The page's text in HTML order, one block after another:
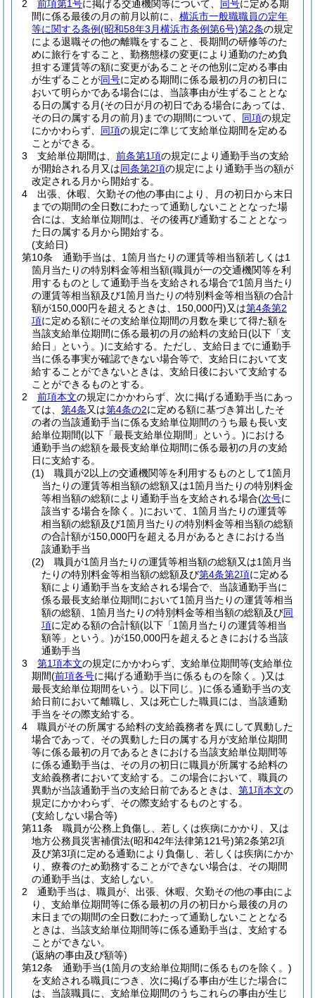
2
前項第1号に掲げる交通機関等について、 同号に定める期
間に係る最後の月の前月以前に、 横浜市一般職職員の定年
等に関する条例(昭和58年3月横浜市条例第6号)第2条の規定
による退職その他の離職をすること、長期間の研修等のた
めに旅行をすること、勤務態様の変更により通勤のため負
担する運賃等の額に変更があることその他別に定める事由
が生ずることが同号に定める期間に係る最初の月の初日に
おいて明らかである場合には、当該事由が生ずることとな
る日の属する月(その日が月の初日である場合にあっては、
その日の属する月の前月) までの期間について、 同項の規定
にかかわらず、 同項の規定に準じて支給単位期間を定める
ことができる。
3
支給単位期間は、 前条第1項の規定により通勤手当の支給
が開始される月又は同条第2項の規定により通勤手当の額が
改定される月から開始する。
4
出張、休暇、欠勤その他の事由により、月の初日から末日
までの期間の全日数にわたって通勤しないこととなった場
合には、支給単位期間は、その後再び通勤することとなっ
た日の属する月から開始する。
(支給日)
第10条
通勤手当は、1箇月当たりの運賃等相当額若しくは1
箇月当たりの特別料金等相当額(職員が一の交通機関等を利
用するものとして通勤手当を支給される場合で1箇月当たり
の運賃等相当額及び1箇月当たりの特別料金等相当額の合計
額が150,000円を超えるときは、150,000円)又は第4条第2
項に定める額にその支給単位期間の月数を乗じて得た額を
当該支給単位期間に係る最初の月の給料の支給日(以下「支
給日」という。)に支給する。 ただし、支給日までに通勤手
当に係る事実が確認できない場合等で、支給日において支
給することができないときは、支給日後において支給する
ことができるものとする。
2
前項本文の規定にかかわらず、次に掲げる通勤手当にあっ
ては、 第4条又は第4条の2に定める額に基づき算出したそ
の者の当該通勤手当に係る支給単位期間のうち最も長い支
給単位期間(以下「最長支給単位期間」という。)における
通勤手当の総額を最長支給単位期間に係る最初の月の支給
日に支給する。
(1)
職員が2以上の交通機関等を利用するものとして1箇月
当たりの運賃等相当額の総額又は1箇月当たりの特別料金
等相当額の総額により通勤手当を支給される場合(次号に
該当する場合を除く。)において、1箇月当たりの運賃等
相当額の総額及び1箇月当たりの特別料金等相当額の総額
の合計額が150,000円を超える月があるときにおける当
該通勤手当
(2)
職員が1箇月当たりの運賃等相当額の総額又は1箇月当
たりの特別料金等相当額の総額及び第4条第2項に定める
額により通勤手当を支給される場合で、当該通勤手当に
係る最長支給単位期間において1箇月当たりの運賃等相当
額の総額、1箇月当たりの特別料金等相当額の総額及び同
項に定める額の合計額(以下「1箇月当たりの運賃等相当
額等」という。)が150,000円を超えるときにおける当該
通勤手当
3
第1項本文の規定にかかわらず、支給単位期間等(支給単位
期間(前項各号に掲げる通勤手当に係るものを除く。)又は
最長支給単位期間をいう。以下同じ。)に係る通勤手当の支
給日前において離職し、又は死亡した職員には、当該通勤
手当をその際支給する。
4
職員がその所属する給料の支給義務者を異にして異動した
場合であって、その異動した日の属する月が支給単位期間
等に係る最初の月であるときにおける当該支給単位期間等
に係る通勤手当は、その月の初日に職員が所属する給料の
支給義務者において支給する。
この場合において、職員の
異動が当該通勤手当の支給日前であるときは、 第1項本文の
規定にかかわらず、その際支給するものとする。
(支給しない場合等)
第11条
職員が公務上負傷し、若しくは疾病にかかり、又は
地方公務員災害補償法(昭和42年法律第121号)第2条第2項
及び第3項に定める通勤により負傷し、若しくは疾病にかか
り、療養のため勤務することができない場合は、その期間
の通勤手当は、支給しない。
2
通勤手当は、職員が、出張、休暇、欠勤その他の事由によ
り、支給単位期間等に係る最初の月の初日から最後の月の
末日までの期間の全日数にわたって通勤しないこととなる
ときは、当該支給単位期間等に係る通勤手当は、支給する
ことができない。
(返納の事由及び額等)
第12条
通勤手当(1箇月の支給単位期間に係るものを除く。)
を支給される職員につき、次に掲げる事由が生じた場合に
は、当該職員に、支給単位期間のうちこれらの事由が生じ